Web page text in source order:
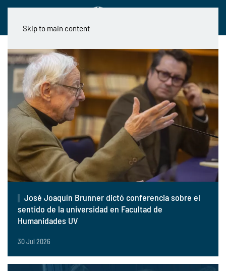
Skip to main content
José Joaquín Brunner dictó conferencia sobre el
sentido de la universidad en Facultad de
Humanidades UV
30 Jul 2026